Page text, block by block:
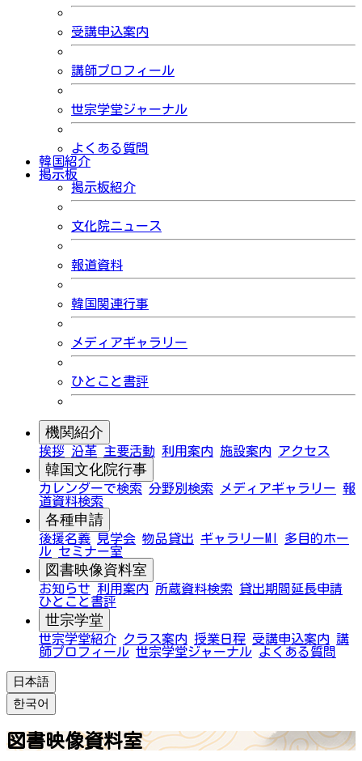
受講申込案内
講師プロフィール
世宗学堂ジャーナル
よくある質問
韓国紹介
掲示板
掲示板紹介
文化院ニュース
報道資料
韓国関連行事
メディアギャラリー
ひとこと書評
機関紹介
挨拶 沿革 主要活動 利用案内 施設案内 アクセス
韓国文化院行事
カレンダーで検索 分野別検索 メディアギャラリー 報
道資料検索
各種申請
後援名義 見学会 物品貸出 ギャラリーMI
多目的ホー
ル セミナー室
図書映像資料室
お知らせ 利用案内 所蔵資料検索
貸出期間延長申請
ひとこと書評
世宗学堂
世宗学堂紹介 クラス案内 授業日程 受講申込案内 講
師プロフィール 世宗学堂ジャーナル よくある質問
日本語
한국어
図書映像資料室